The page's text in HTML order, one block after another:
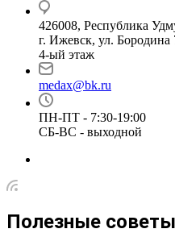
426008, Республика
г. Ижевск, ул. Бородина
4-ый этаж
medax@bk.ru
ПН-ПТ - 7:30-19:00
СБ-ВС - выходной
Полезные советы